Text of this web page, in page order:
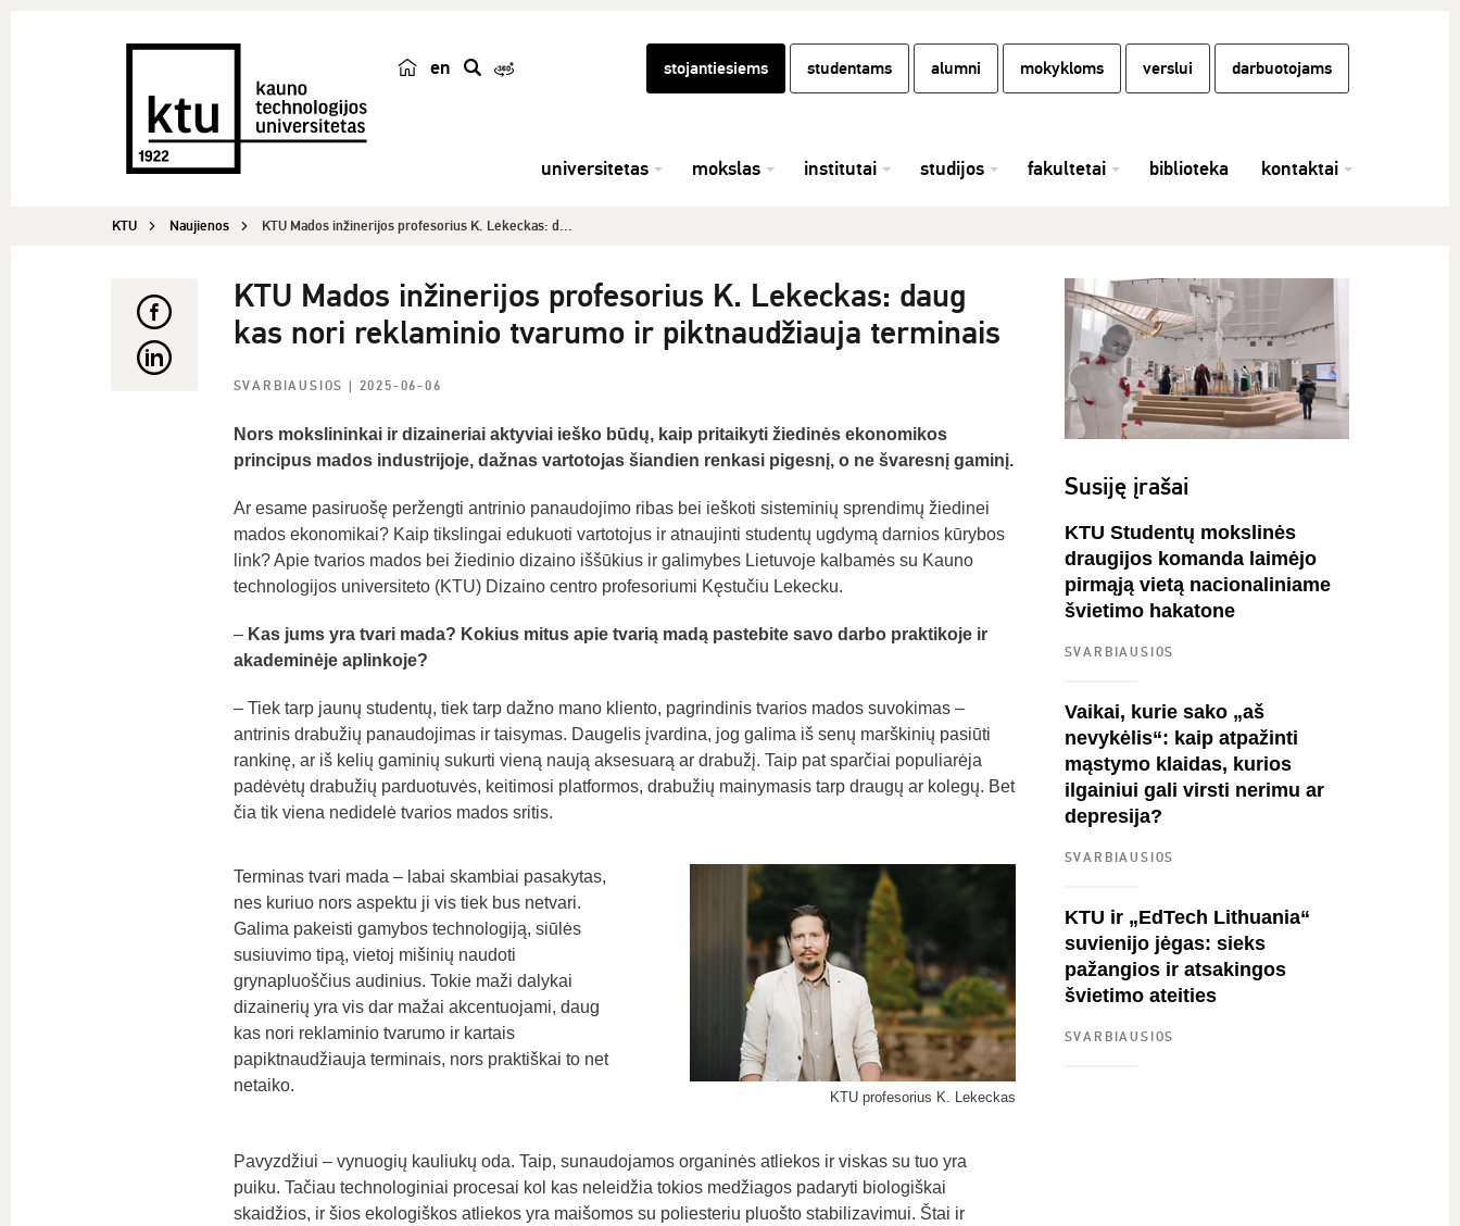
en
k
stojantiesiems studentams alumni mokykloms verslui darbuotojams
universitetas mokslas institutai studijos fakultetai biblioteka kontaktai
KTU Naujienos KTU Mados inžinerijos profesorius K. Lekeckas: d...
KTU Mados inžinerijos profesorius K. Lekeckas: daug
kas nori reklaminio tvarumo ir piktnaudžiauja terminais
SVARBIAUSIOS | 2025-06-06
Nors mokslininkai ir dizaineriai aktyviai ieško būdų, kaip pritaikyti žiedinės ekonomikos
principus mados industrijoje, dažnas vartotojas šiandien renkasi pigesnį, o ne švaresnį gaminį.
Ar esame pasiruošę peržengti antrinio panaudojimo ribas bei ieškoti sisteminių sprendimų žiedinei
mados ekonomikai? Kaip tikslingai edukuoti vartotojus ir atnaujinti studentų ugdymą darnios kūrybos
link? Apie tvarios mados bei žiedinio dizaino iššūkius ir galimybes Lietuvoje kalbamės su Kauno
technologijos universiteto (KTU) Dizaino centro profesoriumi Kęstučiu Lekecku.
–Kas jums yra tvari mada? Kokius mitus apie tvarią madą pastebite savo darbo praktikoje ir
akademinėje aplinkoje?
– Tiek tarp jaunų studentų, tiek tarp dažno mano kliento, pagrindinis tvarios mados suvokimas –
antrinis drabužių panaudojimas ir taisymas. Daugelis įvardina, jog galima iš senų marškinių pasiūti
rankinę, ar iš kelių gaminių sukurti vieną naują aksesuarą ar drabužį. Taip pat sparčiai populiarėja
padėvėtų drabužių parduotuvės, keitimosi platformos, drabužių mainymasis tarp draugų ar kolegų. Bet
čia tik viena nedidelė tvarios mados sritis.
Terminas tvari mada – labai skambiai pasakytas,
nes kuriuo nors aspektu ji vis tiek bus netvari.
Galima pakeisti gamybos technologiją, siūlės
susiuvimo tipą, vietoj mišinių naudoti
grynapluoščius audinius. Tokie maži dalykai
dizainerių yra vis dar mažai akcentuojami, daug
kas nori reklaminio tvarumo ir kartais
papiktnaudžiauja terminais, nors praktiškai to net
netaiko.
KTU profesorius K. Lekeckas
Pavyzdžiui – vynuogių kauliukų oda. Taip, sunaudojamos organinės atliekos ir viskas su tuo yra
puiku. Tačiau technologiniai procesai kol kas neleidžia tokios medžiagos padaryti biologiškai
skaidžios, ir šios ekologiškos atliekos yra maišomos su poliesteriu pluošto stabilizavimui. Štai ir
Susiję įrašai
KTU Studentų mokslinės
draugijos komanda laimėjo
pirmąją vietą nacionaliniame
švietimo hakatone
SVARBIAUSIOS
Vaikai, kurie sako „aš
nevykėlis“: kaip atpažinti
mąstymo klaidas, kurios
ilgainiui gali virsti nerimu ar
depresija?
SVARBIAUSIOS
KTU ir „EdTech Lithuania“
suvienijo jėgas: sieks
pažangios ir atsakingos
švietimo ateities
SVARBIAUSIOS